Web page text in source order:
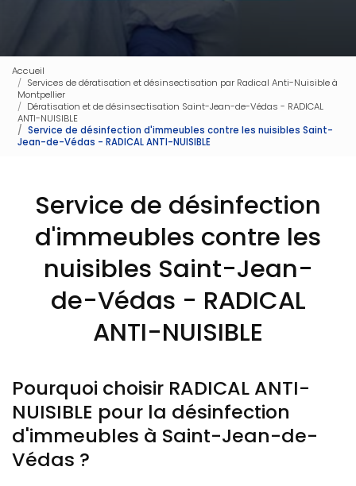
Accueil
Services de dératisation et désinsectisation par Radical Anti-Nuisible à
Montpellier
Dératisation et de désinsectisation Saint-Jean-de-Védas - RADICAL
ANTI-NUISIBLE
Service de désinfection d'immeubles contre les nuisibles Saint-
Jean-de-Védas - RADICAL ANTI-NUISIBLE
Service de désinfection
d'immeubles contre les
nuisibles Saint-Jean-
de-Védas - RADICAL
ANTI-NUISIBLE
Pourquoi choisir RADICAL ANTI-
NUISIBLE pour la désinfection
d'immeubles à Saint-Jean-de-
Védas ?